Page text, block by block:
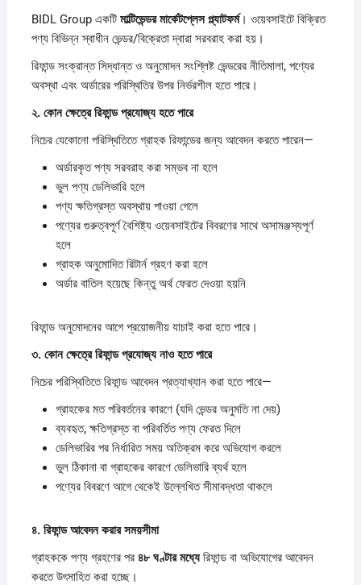
BIDL Group একটি মাল্টিভেন্ডরমার্কেটপ্লেসপ্ল্যাটফর্ম। ওয়েবসাইটে বিক্রিত
পণ্য বিভিন্ন স্বাধীন ভেন্ডর/বিক্রেতা দ্বারা সরবরাহ করা হয়।
রিফান্ড সংক্রান্ত সিদ্ধান্ত ও অনুমোদন সংশ্লিষ্ট ভেন্ডরের নীতিমালা, পণ্যের
অবস্থা এবং অর্ডারের পরিস্থিতির উপর নির্ভরশীল হতে পারে।
২. কোনক্ষেত্রেরিফান্ডপ্রযোজ্যহতেপারে
নিচের যেকোনো পরিস্থিতিতে গ্রাহক রিফান্ডের জন্য আবেদন করতে পারেন—
অর্ডারকৃত পণ্য সরবরাহ করা সম্ভব না হলে
ভুল পণ্য ডেলিভারি হলে
পণ্য ক্ষতিগ্রস্ত অবস্থায় পাওয়া গেলে
পণ্যের গুরুত্বপূর্ণ বৈশিষ্ট্য ওয়েবসাইটের বিবরণের সাথে অসামঞ্জস্যপূর্ণ
হলে
গ্রাহক অনুমোদিত রিটার্ন গ্রহণ করা হলে
অর্ডার বাতিল হয়েছে কিন্তু অর্থ ফেরত দেওয়া হয়নি
রিফান্ড অনুমোদনের আগে প্রয়োজনীয় যাচাই করা হতে পারে।
৩. কোনক্ষেত্রেরিফান্ডপ্রযোজ্যনাওহতেপারে
নিচের পরিস্থিতিতে রিফান্ড আবেদন প্রত্যাখ্যান করা হতে পারে—
গ্রাহকের মত পরিবর্তনের কারণে (যদি ভেন্ডর অনুমতি না দেয়)
ব্যবহৃত, ক্ষতিগ্রস্ত বা পরিবর্তিত পণ্য ফেরত দিলে
ডেলিভারির পর নির্ধারিত সময় অতিক্রম করে অভিযোগ করলে
ভুল ঠিকানা বা গ্রাহকের কারণে ডেলিভারি ব্যর্থ হলে
পণ্যের বিবরণে আগে থেকেই উল্লেখিত সীমাবদ্ধতা থাকলে
৪. রিফান্ডআবেদনকরারসময়সীমা
গ্রাহককে পণ্য গ্রহণের পর ৪৮ঘণ্টারমধ্যেরিফান্ড বা অভিযোগের আবেদন
করতে উৎসাহিত করা হচ্ছে।